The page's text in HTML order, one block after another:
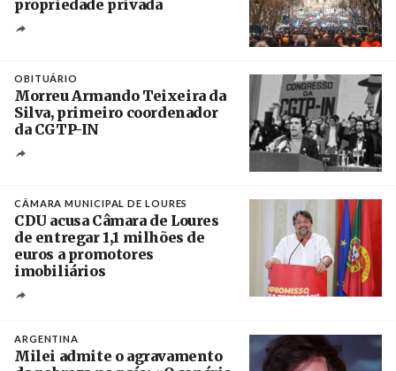
propriedade privada
OBITUÁRIO
Morreu Armando Teixeira da
Silva, primeiro coordenador
da CGTP-IN
CÂMARA MUNICIPAL DE LOURES
CDU acusa Câmara de Loures
de entregar 1,1 milhões de
euros a promotores
imobiliários
ARGENTINA
Milei admite o agravamento